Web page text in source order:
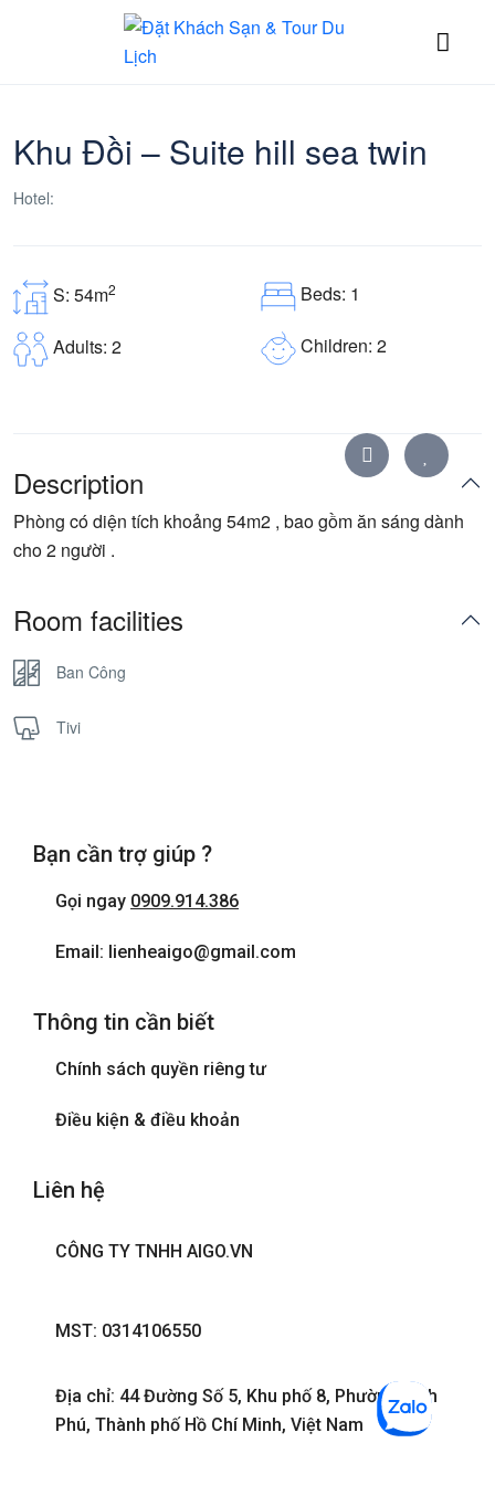
Khu Đồi – Suite hill sea twin
Hotel:
S: 54m2 Beds: 1
Adults: 2 Children: 2
Description
Phòng có diện tích khoảng 54m2 , bao gồm ăn sáng dành
cho 2 người .
Room facilities
Ban Công
Tivi
Bạn cần trợ giúp ?
Gọi ngay 0909.914.386
Email: lienheaigo@gmail.com
Thông tin cần biết
Chính sách quyền riêng tư
Điều kiện & điều khoản
Liên hệ
CÔNG TY TNHH AIGO.VN
MST: 0314106550
Địa chỉ: 44 Đường Số 5, Khu phố 8, Phường Bình
Phú, Thành phố Hồ Chí Minh, Việt Nam